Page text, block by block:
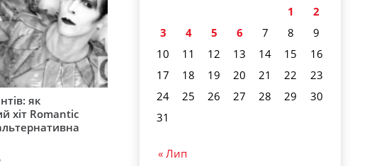
як
хіт Romantic
1
2
3
4 5 6 7 8
9
10
11 12 13 14 15
16
17
18 19 20 21 22
23
24
25 26 27 28 29
30
31
« Лип